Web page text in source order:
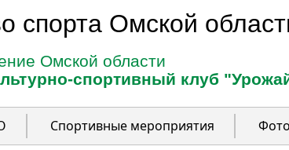
спорта Омской
Омской области
спортивный клуб
Спортивные мероприятия